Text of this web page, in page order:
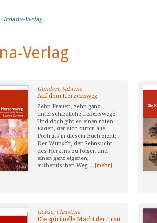
Irdana-Verlag
Verlag
Gundert, Sabrina
Auf dem Herzensweg
Zehn Frauen, zehn ganz
unterschiedliche Lebenswege.
Und doch gibt es einen roten
Faden, der sich durch alle
Porträts in diesem Buch zieht:
Der Wunsch, der Sehnsucht
des Herzens zu folgen und
einen ganz eigenen,
authentischen Weg ... [mehr]
Gehse, Christina
Die spirituelle Macht der Frau